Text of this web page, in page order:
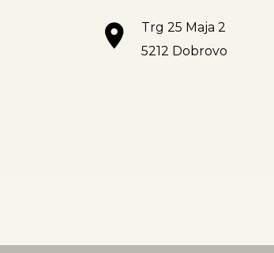
Trg 25 Maja 2
5212 Dobrovo